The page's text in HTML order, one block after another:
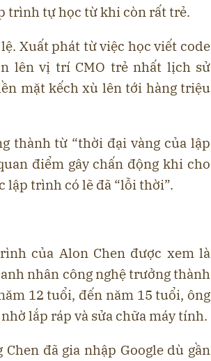
trình tự học từ khi còn rất trẻ.
Xuất phát từ việc học viết code
lên vị trí CMO trẻ nhất lịch sử
mặt kếch xù lên tới hàng triệu
thành từ “thời đại vàng của lập
điểm gây chấn động khi cho
lập trình có lẽ đã “lỗi thời”.
của Alon Chen được xem là
nhân công nghệ trưởng thành
12 tuổi, đến năm 15 tuổi, ông
lắp ráp và sửa chữa máy tính.
đã gia nhập Google dù gần